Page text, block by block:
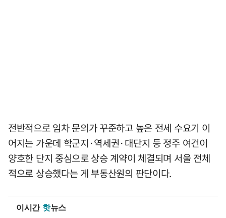
전반적으로 임차 문의가 꾸준하고 높은 전세 수요기 이
어지는 가운데 학군지·역세권·대단지 등 정주 여건이
양호한 단지 중심으로 상승 계약이 체결되며 서울 전체
적으로 상승했다는 게 부동산원의 판단이다.
이시간 핫뉴스